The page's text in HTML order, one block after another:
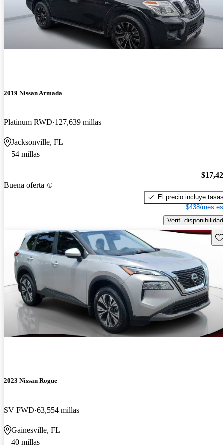
2019 Nissan Armada
Platinum RWD 127,639 millas
Jacksonville, FL
54 millas
Buena oferta
El precio incluye tasas
$438/mes
Verif. disponibilidad
2023 Nissan Rogue
SV FWD 63,554 millas
Gainesville, FL
40 millas